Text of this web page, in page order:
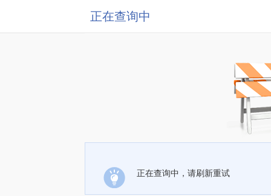
正在查询中
正在查询中，请刷新重试